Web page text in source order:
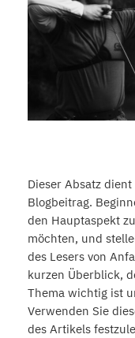
Dieser Absatz
Blogbeitrag.
den Hauptaspekt
möchten, und
des Lesers von
kurzen Überblick,
Thema wichtig ist
Verwenden Sie
des Artikels